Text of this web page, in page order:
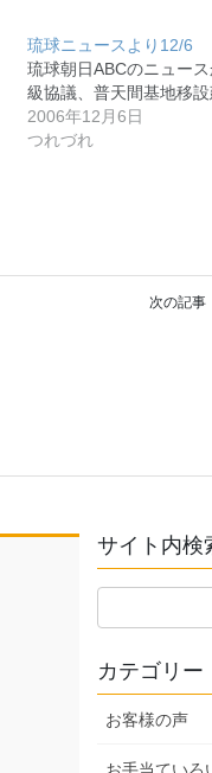
琉球ニュースより12/6
琉球朝日ABCのニュー
級協議、普天間基地移
2006年12月6日
つれづれ
次の記事
サイト内検
カテゴリー
お客様の声
お手当ていろ